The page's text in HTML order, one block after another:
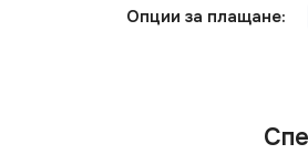
Опции за плащане: